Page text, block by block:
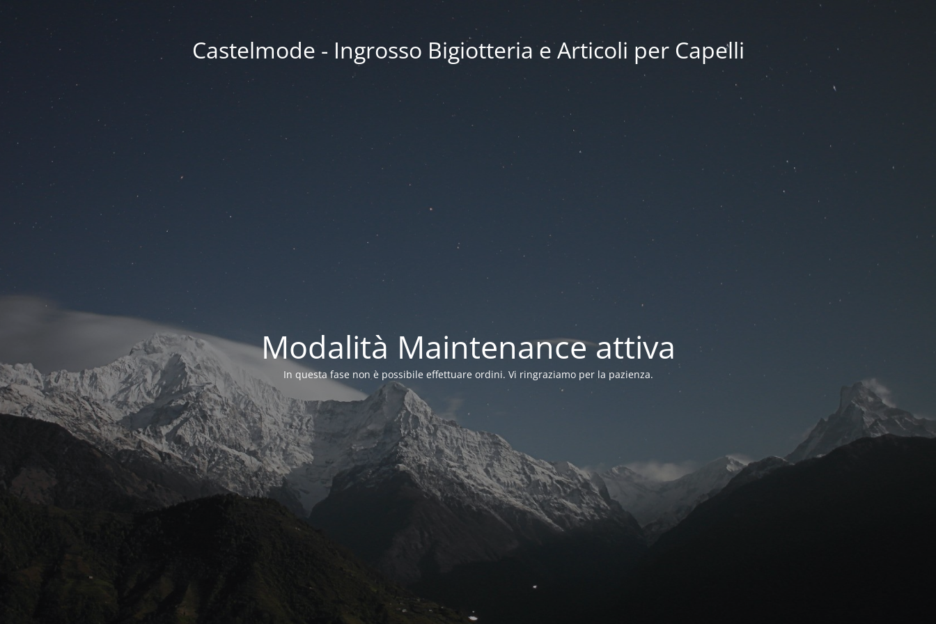
Castelmode - Ingrosso Bigiotteria e Articoli per Capelli
Modalità Maintenance attiva
In questa fase non è possibile effettuare ordini. Vi ringraziamo per la pazienza.